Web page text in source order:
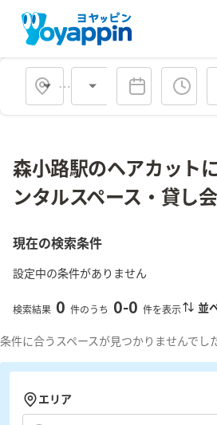
会場タイプ
森小路駅のヘアカット
ンタルスペース・貸し
現在の検索条件
設定中の条件がありません
検索結果 0 件のうち 0-0 件を表示 並
条件に合うスペースが見つかりませんでした
エリア